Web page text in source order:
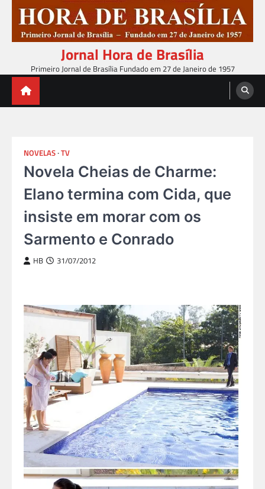
content
Jornal Hora de Brasília
Primeiro Jornal de Brasília Fundado em 27 de Janeiro de 1957
NOVELAS TV
Novela Cheias de Charme:
Elano termina com Cida, que
insiste em morar com os
Sarmento e Conrado
HB 31/07/2012